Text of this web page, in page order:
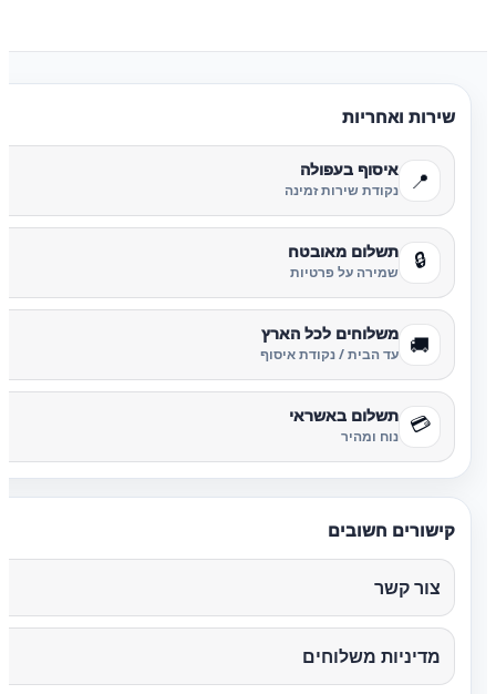
שירות ואחריות
📍 איסוף בעפולה
נקודת שירות זמינה
🔒 תשלום מאובטח
שמירה על פרטיות
🚚 משלוחים לכל הארץ
עד הבית / נקודת איסוף
💳 תשלום באשראי
נוח ומהיר
קישורים חשובים
צור קשר
מדיניות משלוחים